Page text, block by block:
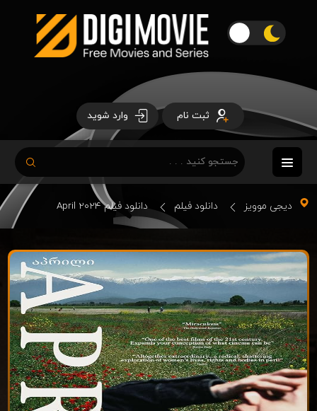
ثبت نام وارد شوید
دیجی موویز دانلود فیلم دانلود فیلم April 2024